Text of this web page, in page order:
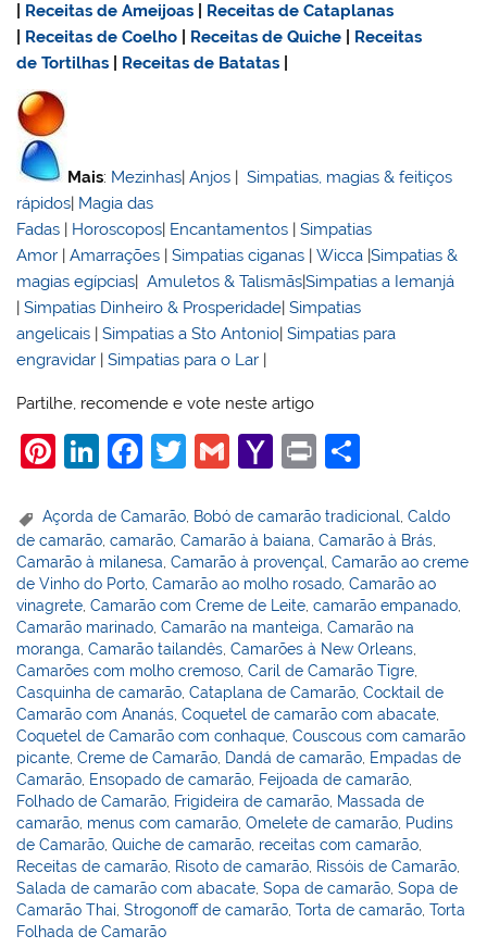
Receitas de Ameijoas
Receitas de Cataplanas
Receitas de Coelho Receitas de Quiche
Receitas
de Tortilhas
Receitas de Batatas
Mais: Mezinhas|Anjos |Simpatias, magias & feitiços
rápidos| Magia das
Fadas | Horoscopos| Encantamentos |Simpatias
Amor |Amarrações |Simpatias ciganas |Wicca |Simpatias &
magias egípcias|Amuletos & Talismãs|Simpatias a Iemanjá
|Simpatias Dinheiro & Prosperidade|Simpatias
angelicais |Simpatias a Sto Antonio|Simpatias para
engravidar |Simpatias para o Lar |
Partilhe, recomende e vote neste artigo
Pi
er
e
st
Li
k
e
dI
n
F
c
e
b
o
o
k
T
itt
er
G
ai
l
Y
h
o
o
M
ai
l
Pr
t
ar
e
Açorda de Camarão, Bobó de camarão tradicional,Caldo
de camarão ,camarão ,Camarão à baiana ,Camarão à Brás
Camarão à milanesa ,Camarão à provençal ,Camarão ao creme
de Vinho do Porto ,Camarão ao molho rosado ,Camarão ao
vinagrete ,Camarão com Creme de Leite ,camarão empanado
Camarão marinado ,Camarão na manteiga ,Camarão na
moranga ,Camarão tailandês ,Camarões à New Orleans
Camarões com molho cremoso ,Caril de Camarão Tigre
Casquinha de camarão ,Cataplana de Camarão ,Cocktail de
Camarão com Ananás ,Coquetel de camarão com abacate
Coquetel de Camarão com conhaque ,Couscous com camarão
picante ,Creme de Camarão Dandá de camarão Empadas de
Camarão Ensopado de camarão Feijoada de camarão
Folhado de Camarão Frigideira de camarão Massada de
camarão menus com camarão ,Omelete de camarão Pudins
de Camarão ,Quiche de camarão receitas com camarão
Receitas de camarão Risoto de camarão Rissóis de Camarão
Salada de camarão com abacate ,Sopa de camarão ,Sopa de
Camarão Thai ,Strogonoff de camarão ,Torta de camarão ,Torta
Folhada de Camarão